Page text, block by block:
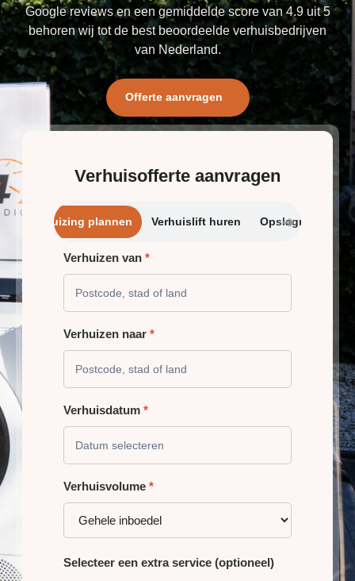
Google reviews en een gemiddelde score van 4.9 uit 5
behoren wij tot de best beoordeelde verhuisbedrijven
van Nederland.
Offerte aanvragen
Verhuisofferte aanvragen
Verhuizing plannen Verhuislift huren
VERHUIZING
PLANNEN
Verhuizen van *
Verhuizen naar *
Verhuisdatum *
Verhuisvolume *
Selecteer een extra service (optioneel)
➔